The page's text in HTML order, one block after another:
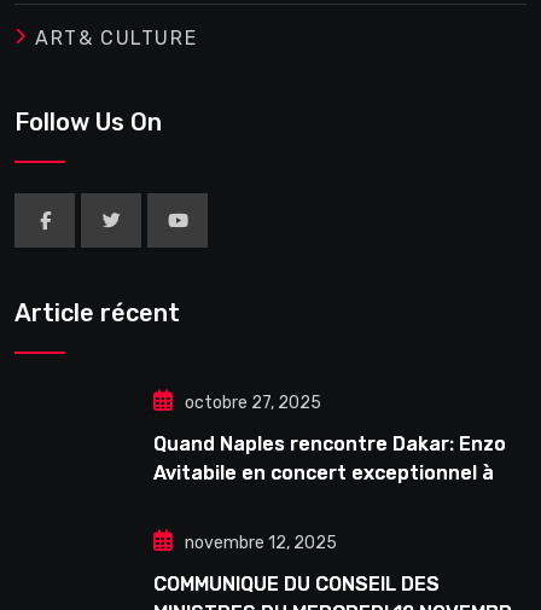
ART& CULTURE
Follow Us On
Article récent
octobre 27, 2025
Quand Naples rencontre Dakar: Enzo
Avitabile en concert exceptionnel à
novembre 12, 2025
COMMUNIQUE DU CONSEIL DES